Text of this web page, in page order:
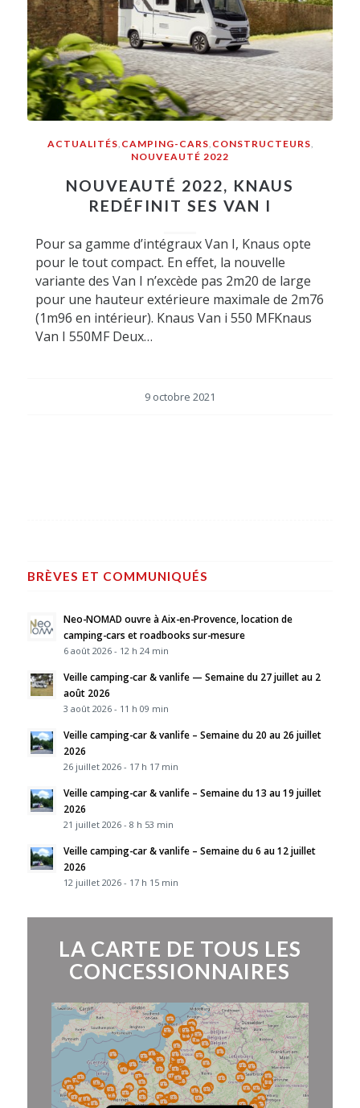
ACTUALITÉS, CAMPING-CARS, CONSTRUCTEURS,
NOUVEAUTÉ 2022
NOUVEAUTÉ 2022, KNAUS
REDÉFINIT SES VAN I
Pour sa gamme d’intégraux Van I, Knaus opte
pour le tout compact. En effet, la nouvelle
variante des Van I n’excède pas 2m20 de large
pour une hauteur extérieure maximale de 2m76
(1m96 en intérieur). Knaus Van i 550 MFKnaus
Van I 550MF Deux…
9 octobre 2021
BRÈVES ET COMMUNIQUÉS
Neo-NOMAD ouvre à Aix-en-Provence, location de
camping-cars et roadbooks sur-mesure
6 août 2026 - 12 h 24 min
Veille camping-car & vanlife — Semaine du 27 juillet au 2
août 2026
3 août 2026 - 11 h 09 min
Veille camping-car & vanlife – Semaine du 20 au 26 juillet
2026
26 juillet 2026 - 17 h 17 min
Veille camping-car & vanlife – Semaine du 13 au 19 juillet
2026
21 juillet 2026 - 8 h 53 min
Veille camping-car & vanlife – Semaine du 6 au 12 juillet
2026
12 juillet 2026 - 17 h 15 min
LA CARTE DE TOUS LES
CONCESSIONNAIRES